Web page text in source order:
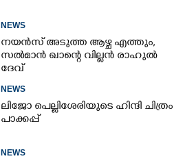
NEWS
നയൻസ് അടുത്ത ആഴ്ച എത്തും,
സൽമാൻ ഖാന്റെ വില്ലൻ രാഹുൽ
ദേവ്
NEWS
ലിജോ പെല്ലിശേരിയുടെ ഹിന്ദി ചിത്രം
പാക്കപ്പ്
NEWS